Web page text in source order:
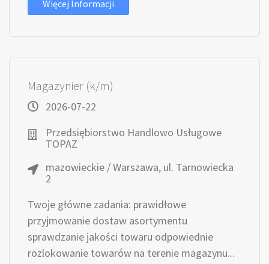
Więcej Informacji
Magazynier (k/m)
2026-07-22
Przedsiębiorstwo Handlowo Usługowe
TOPAZ
mazowieckie / Warszawa, ul. Tarnowiecka
2
Twoje główne zadania: prawidłowe
przyjmowanie dostaw asortymentu
sprawdzanie jakości towaru odpowiednie
rozlokowanie towarów na terenie magazynu...